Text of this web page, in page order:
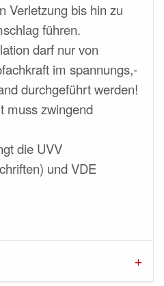
Verletzung bis hin zu
führen.
darf nur von
im spannungs,-
durchgeführt werden!
muss zwingend
die UVV
und VDE